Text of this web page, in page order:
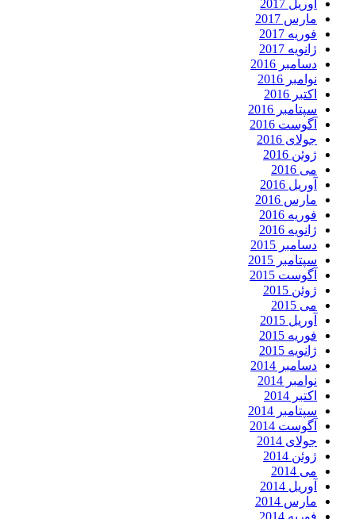
آوریل 2017
مارس 2017
فوریه 2017
ژانویه 2017
دسامبر 2016
نوامبر 2016
اکتبر 2016
سپتامبر 2016
آگوست 2016
جولای 2016
ژوئن 2016
می 2016
آوریل 2016
مارس 2016
فوریه 2016
ژانویه 2016
دسامبر 2015
سپتامبر 2015
آگوست 2015
ژوئن 2015
می 2015
آوریل 2015
فوریه 2015
ژانویه 2015
دسامبر 2014
نوامبر 2014
اکتبر 2014
سپتامبر 2014
آگوست 2014
جولای 2014
ژوئن 2014
می 2014
آوریل 2014
مارس 2014
فوریه 2014